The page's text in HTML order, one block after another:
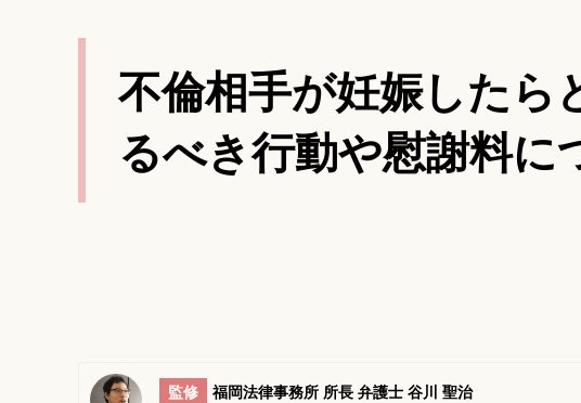
不倫相手が妊娠したら
るべき行動や慰謝料に
監修
福岡法律事務所 所長 弁護士 谷川 聖治